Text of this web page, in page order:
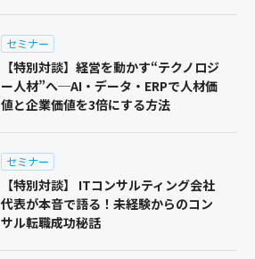
セミナー
【特別対談】経営を動かす“テクノロジ
ー人材”へ─AI・データ・ERPで人材価
値と企業価値を3倍にする方法
セミナー
【特別対談】 ITコンサルティング会社
代表が本音で語る！未経験からのコン
サル転職成功秘話